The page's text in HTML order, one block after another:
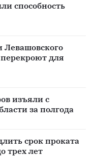
способность
для
изъяли с
за полгода
срок проката
трех лет